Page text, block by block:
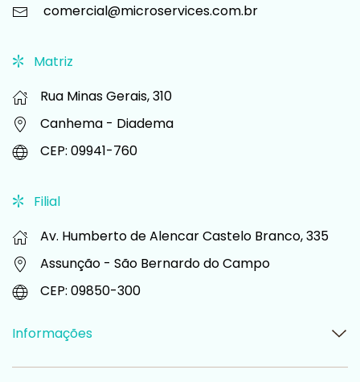
comercial@microservices.com.br
Matriz
Rua Minas Gerais, 310
Canhema - Diadema
CEP: 09941-760
Filial
Av. Humberto de Alencar Castelo Branco, 335
Assunção - São Bernardo do Campo
CEP: 09850-300
Informações